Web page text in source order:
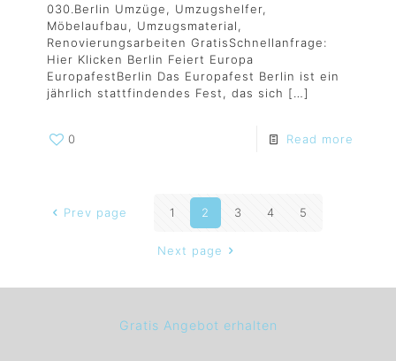
030.Berlin Umzüge, Umzugshelfer,
Möbelaufbau, Umzugsmaterial,
Renovierungsarbeiten GratisSchnellanfrage:
Hier Klicken Berlin Feiert Europa
EuropafestBerlin Das Europafest Berlin ist ein
jährlich stattfindendes Fest, das sich […]
0 Read more
Prev page 1 2 3 4 5
Next page
Gratis Angebot erhalten